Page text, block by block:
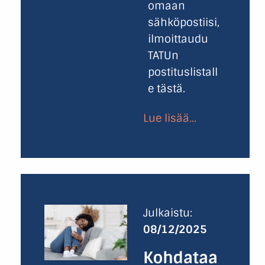
omaan
sähköpostiisi,
ilmoittaudu
TATUn
postituslistall
e tästä.
Lue lisää...
Julkaistu:
08/12/2025
Kohdataa